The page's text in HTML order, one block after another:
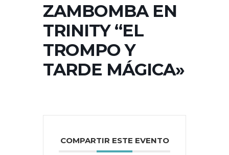
ZAMBOMBA EN
TRINITY “EL
TROMPO Y
TARDE MÁGICA»
COMPARTIR ESTE EVENTO